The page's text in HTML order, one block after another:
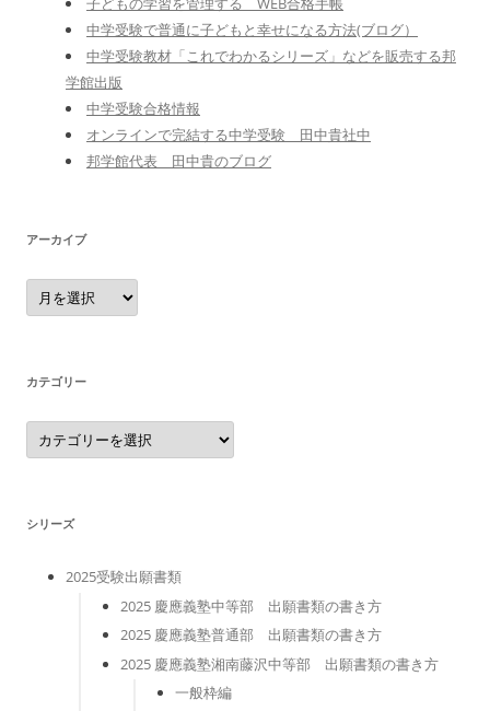
中学受験で普通に子どもと幸せになる方法(ブログ）
中学受験教材「これでわかるシリーズ」などを販売する邦
学館出版
中学受験合格情報
オンラインで完結する中学受験 田中貴社中
邦学館代表 田中貴のブログ
アーカイブ
ア
ー
カ
カテゴリー
カ
テ
ゴ
シリーズ
2025受験出願書類
2025 慶應義塾中等部 出願書類の書き方
2025 慶應義塾普通部 出願書類の書き方
2025 慶應義塾湘南藤沢中等部 出願書類の書き方
一般枠編